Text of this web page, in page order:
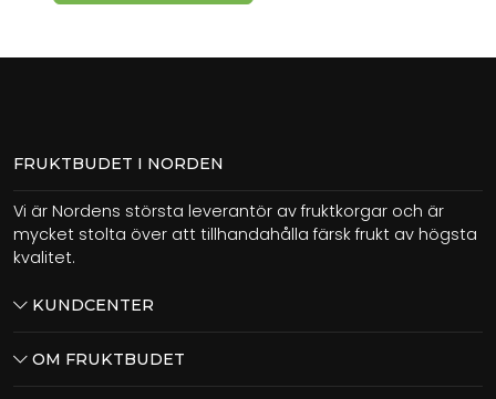
FRUKTBUDET I NORDEN
Vi är Nordens största leverantör av fruktkorgar och är
mycket stolta över att tillhandahålla färsk frukt av högsta
kvalitet.
KUNDCENTER
OM FRUKTBUDET